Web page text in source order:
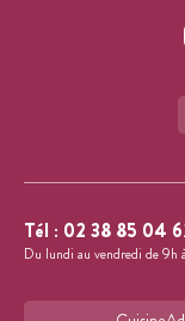
Tél : 02 38 85 04
Du lundi au vendredi de 9h